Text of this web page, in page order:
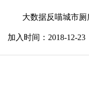
大数据反喵城市
加入时间：2018-12-